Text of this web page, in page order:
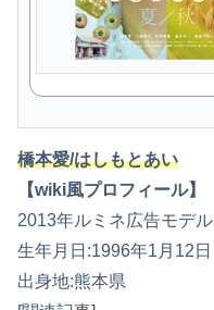
橋本愛/はしもとあい
【wiki風プロフィール】
2013年ルミネ広告モデル
生年月日:1996年1月12日
出身地:熊本県